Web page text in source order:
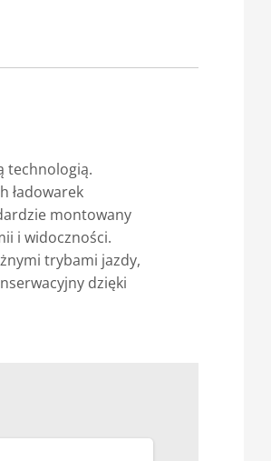
technologią.
ładowarek
montowany
i widoczności.
trybami jazdy,
dzięki